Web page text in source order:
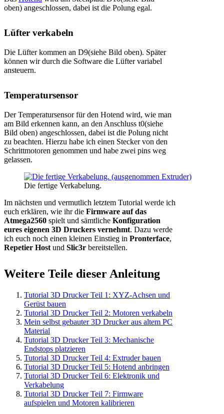
oben) angeschlossen, dabei ist die Polung egal.
Lüfter verkabeln
Die Lüfter kommen an D9(siehe Bild oben). Später
können wir durch die Software die Lüfter variabel
ansteuern.
Temperatursensor
Der Temperatursensor für den Hotend wird, wie man
am Bild erkennen kann, an den Anschluss t0(siehe
Bild oben) angeschlossen, dabei ist die Polung nicht
zu beachten. Hierzu habe ich einen Stecker von den
Schrittmotoren genommen und habe zwei pins weg
gelassen.
Die fertige Verkabelung.
Im nächsten und vermutlich letztem Tutorial werde ich
euch erklären, wie ihr die Firmware auf das
Atmega2560 spielt und sämtliche Konfiguration
eures eigenen 3D Druckers vernehmt. Dazu werde
ich euch noch einen kleinen Einstieg in Pronterface,
Repetier Host und Slic3r bereitstellen.
Weitere Teile dieser Anleitung
Tutorial 3D Drucker Teil 1: XYZ-Achsen und
Gerüst bauen
Tutorial 3D Drucker Teil 2: Motoren verkabeln
Mein selbst gebauter 3D Drucker aus altem PC
Material
Tutorial 3D Drucker Teil 3: Mechanische
Endstops platzieren
Tutorial 3D Drucker Teil 4: Extruder bauen
Tutorial 3D Drucker Teil 5: Hotend anbringen
Tutorial 3D Drucker Teil 6: Elektronik und
Verkabelung
Tutorial 3D Drucker Teil 7: Firmware
aufspielen und Motoren kalibrieren